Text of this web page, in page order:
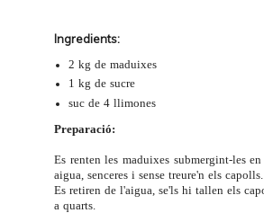
Ingredients:
2 kg de maduixes
1 kg de sucre
suc de 4 llimones
Preparació:
Es renten les maduixes submergint-les
aigua, senceres i sense treure'n els capolls.
Es retiren de l'aigua, se'ls hi tallen els
a quarts.